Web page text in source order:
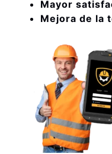
Mayor
Mejora de la